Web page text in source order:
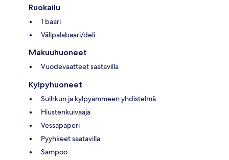
Ruokailu
1 baari
Välipalabaari/deli
Makuuhuoneet
Vuodevaatteet saatavilla
Kylpyhuoneet
Suihkun ja kylpyammeen yhdistelmä
Hiustenkuivaaja
Vessapaperi
Pyyhkeet saatavilla
Sampoo